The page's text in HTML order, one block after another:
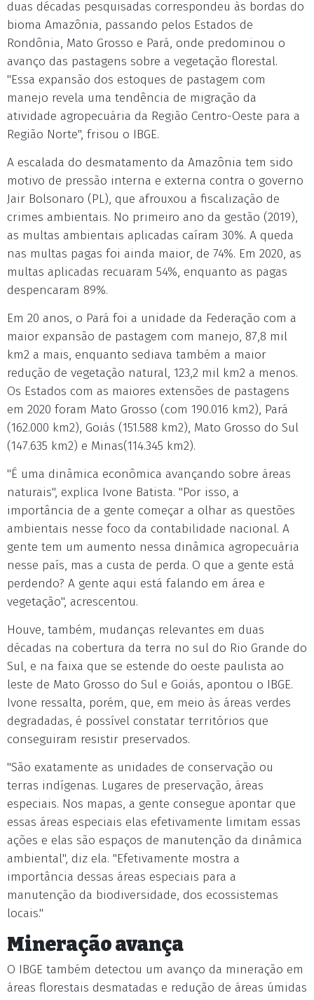
duas décadas pesquisadas correspondeu às bordas do
bioma Amazônia, passando pelos Estados de
Rondônia, Mato Grosso e Pará, onde predominou o
avanço das pastagens sobre a vegetação florestal.
"Essa expansão dos estoques de pastagem com
manejo revela uma tendência de migração da
atividade agropecuária da Região Centro-Oeste para a
Região Norte", frisou o IBGE.
A escalada do desmatamento da Amazônia tem sido
motivo de pressão interna e externa contra o governo
Jair Bolsonaro (PL), que afrouxou a fiscalização de
crimes ambientais. No primeiro ano da gestão (2019),
as multas ambientais aplicadas caíram 30%. A queda
nas multas pagas foi ainda maior, de 74%. Em 2020, as
multas aplicadas recuaram 54%, enquanto as pagas
despencaram 89%.
Em 20 anos, o Pará foi a unidade da Federação com a
maior expansão de pastagem com manejo, 87,8 mil
km2 a mais, enquanto sediava também a maior
redução de vegetação natural, 123,2 mil km2 a menos.
Os Estados com as maiores extensões de pastagens
em 2020 foram Mato Grosso (com 190.016 km2), Pará
(162.000 km2), Goiás (151.588 km2), Mato Grosso do Sul
(147.635 km2) e Minas(114.345 km2).
"É uma dinâmica econômica avançando sobre áreas
naturais", explica Ivone Batista. "Por isso, a
importância de a gente começar a olhar as questões
ambientais nesse foco da contabilidade nacional. A
gente tem um aumento nessa dinâmica agropecuária
nesse país, mas a custa de perda. O que a gente está
perdendo? A gente aqui está falando em área e
vegetação", acrescentou.
Houve, também, mudanças relevantes em duas
décadas na cobertura da terra no sul do Rio Grande do
Sul, e na faixa que se estende do oeste paulista ao
leste de Mato Grosso do Sul e Goiás, apontou o IBGE.
Ivone ressalta, porém, que, em meio às áreas verdes
degradadas, é possível constatar territórios que
conseguiram resistir preservados.
"São exatamente as unidades de conservação ou
terras indígenas. Lugares de preservação, áreas
especiais. Nos mapas, a gente consegue apontar que
essas áreas especiais elas efetivamente limitam essas
ações e elas são espaços de manutenção da dinâmica
ambiental", diz ela. "Efetivamente mostra a
importância dessas áreas especiais para a
manutenção da biodiversidade, dos ecossistemas
locais."
Mineração avança
O IBGE também detectou um avanço da mineração em
áreas florestais desmatadas e redução de áreas úmidas